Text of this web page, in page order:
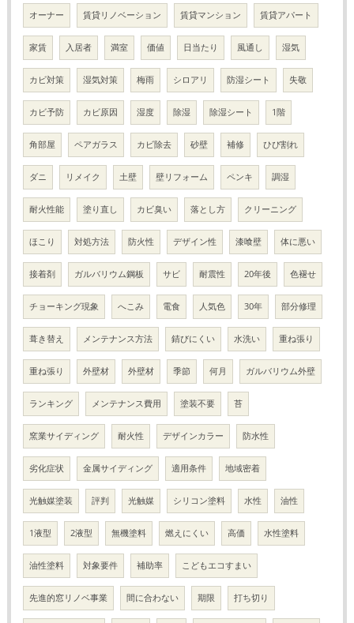
オーナー 賃貸リノベーション 賃貸マンション 賃貸アパート
家賃 入居者 満室 価値 日当たり 風通し 湿気
カビ対策 湿気対策 梅雨 シロアリ 防湿シート 失敬
カビ予防 カビ原因 湿度 除湿 除湿シート 1階
角部屋 ペアガラス カビ除去 砂壁 補修 ひび割れ
ダニ リメイク 土壁 壁リフォーム ペンキ 調湿
耐火性能 塗り直し カビ臭い 落とし方 クリーニング
ほこり 対処方法 防火性 デザイン性 漆喰壁 体に悪い
接着剤 ガルバリウム鋼板 サビ 耐震性 20年後 色褪せ
チョーキング現象 へこみ 電食 人気色 30年 部分修理
葺き替え メンテナンス方法 錆びにくい 水洗い 重ね張り
重ね張り 外壁材 外壁材 季節 何月 ガルバリウム外壁
ランキング メンテナンス費用 塗装不要 苔
窯業サイディング 耐火性 デザインカラー 防水性
劣化症状 金属サイディング 適用条件 地域密着
光触媒塗装 評判 光触媒 シリコン塗料 水性 油性
1液型 2液型 無機塗料 燃えにくい 高価 水性塗料
油性塗料 対象要件 補助率 こどもエコすまい
先進的窓リノベ事業 間に合わない 期限 打ち切り